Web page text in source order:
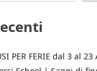
PER FERIE dal 3 al 23